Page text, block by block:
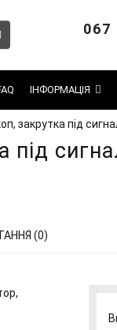
067
ІНФОРМАЦІЯ
закрутка під
під
(0)